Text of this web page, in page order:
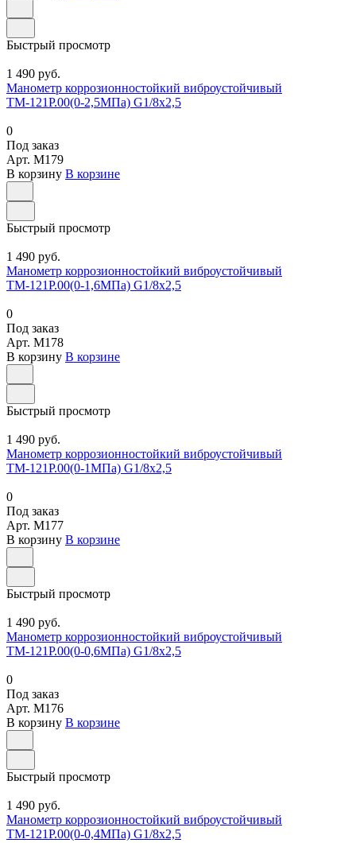
Быстрый просмотр
1 490 руб.
Манометр коррозионностойкий виброустойчивый
ТМ-121Р.00(0-2,5МПа) G1/8х2,5
0
Под заказ
Арт. M179
В корзину В корзине
Быстрый просмотр
1 490 руб.
Манометр коррозионностойкий виброустойчивый
ТМ-121Р.00(0-1,6МПа) G1/8х2,5
0
Под заказ
Арт. M178
В корзину В корзине
Быстрый просмотр
1 490 руб.
Манометр коррозионностойкий виброустойчивый
ТМ-121Р.00(0-1МПа) G1/8х2,5
0
Под заказ
Арт. M177
В корзину В корзине
Быстрый просмотр
1 490 руб.
Манометр коррозионностойкий виброустойчивый
ТМ-121Р.00(0-0,6МПа) G1/8х2,5
0
Под заказ
Арт. M176
В корзину В корзине
Быстрый просмотр
1 490 руб.
Манометр коррозионностойкий виброустойчивый
ТМ-121Р.00(0-0,4МПа) G1/8х2,5